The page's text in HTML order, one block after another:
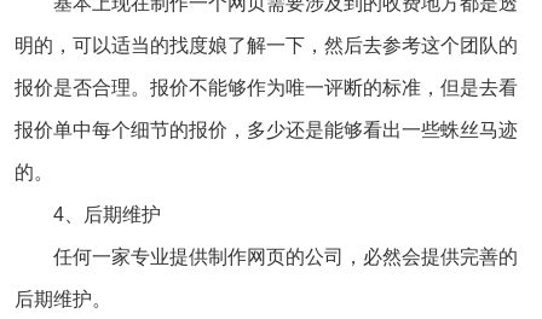
明的，可以适当的找度娘了解一下，然后去参考这个团队的
报价是否合理。报价不能够作为唯一评断的标准，但是去看
报价单中每个细节的报价，多少还是能够看出一些蛛丝马迹
的。
4、后期维护
任何一家专业提供制作网页的公司，必然会提供完善的
后期维护。